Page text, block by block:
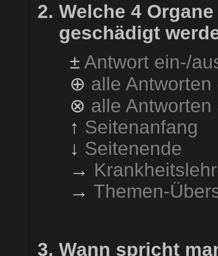
Welche 4
geschädigt
± Antwort ein-/
⊕ alle
⊗ alle
↑ Seitenanfang
↓ Seitenende
→
→ Themen-
Wann spricht